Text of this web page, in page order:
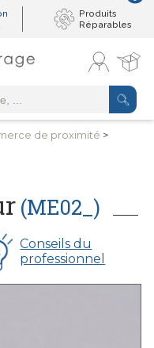
Produits
Réparables
de proximité >
(ME02_)
Conseils du
professionnel